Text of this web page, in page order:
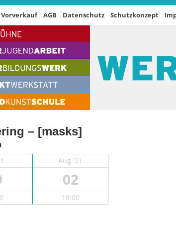
Vorverkauf AGB Datenschutz Schutzkonzept
– [masks]
Aug '21
02
18:00